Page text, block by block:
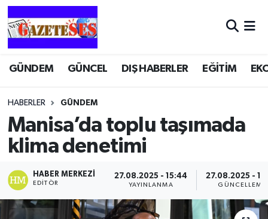
GÜNDEM GÜNCEL DIŞ HABERLER EĞİTİM
HABERLER GÜNDEM
Manisa’da toplu taşımada
klima denetimi
HABER MERKEZI
EDITÖR
27.08.2025 - 15:44
YAYINLANMA
27.08.2025 -
GÜNCELLEME